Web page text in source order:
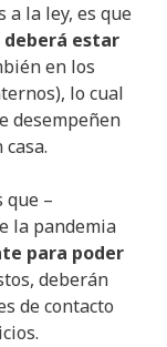
a la ley, es que
estar
en los
lo cual
desempeñen
que –
la pandemia
para poder
deberán
de contacto